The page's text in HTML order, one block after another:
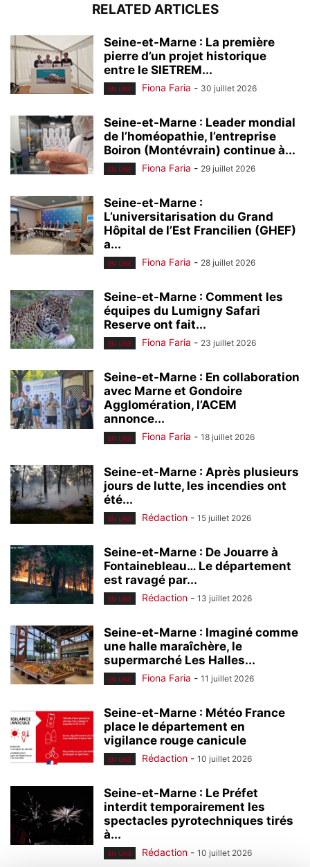
RELATED ARTICLES
Seine-et-Marne : La première
pierre d’un projet historique
entre le SIETREM...
EN UNE Fiona Faria - 30 juillet 2026
Seine-et-Marne : Leader mondial
de l’homéopathie, l’entreprise
Boiron (Montévrain) continue à...
EN UNE Fiona Faria - 29 juillet 2026
Seine-et-Marne :
L’universitarisation du Grand
Hôpital de l’Est Francilien (GHEF)
a...
EN UNE Fiona Faria - 28 juillet 2026
Seine-et-Marne : Comment les
équipes du Lumigny Safari
Reserve ont fait...
EN UNE Fiona Faria - 23 juillet 2026
Seine-et-Marne : En collaboration
avec Marne et Gondoire
Agglomération, l’ACEM
annonce...
EN UNE Fiona Faria - 18 juillet 2026
Seine-et-Marne : Après plusieurs
jours de lutte, les incendies ont
été...
EN UNE Rédaction - 15 juillet 2026
Seine-et-Marne : De Jouarre à
Fontainebleau… Le département
est ravagé par...
EN UNE Rédaction - 13 juillet 2026
Seine-et-Marne : Imaginé comme
une halle maraîchère, le
supermarché Les Halles...
EN UNE Fiona Faria - 11 juillet 2026
Seine-et-Marne : Météo France
place le département en
vigilance rouge canicule
EN UNE Rédaction - 10 juillet 2026
Seine-et-Marne : Le Préfet
interdit temporairement les
spectacles pyrotechniques tirés
à...
EN UNE Rédaction - 10 juillet 2026